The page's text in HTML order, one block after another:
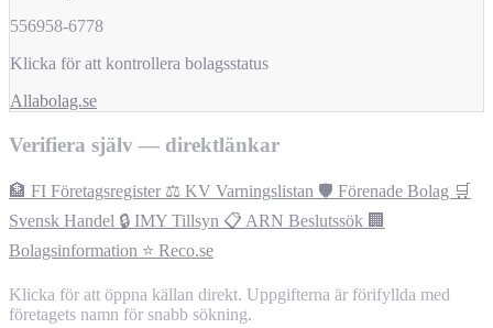
556958-6778
Klicka för att kontrollera bolagsstatus
Allabolag.se
Verifiera själv — direktlänkar
🏦 FI Företagsregister ⚖️ KV Varningslistan 🛡️ Förenade Bolag 🛒
Svensk Handel 🔒 IMY Tillsyn 📋 ARN Beslutssök 🏢
Bolagsinformation ⭐ Reco.se
Klicka för att öppna källan direkt. Uppgifterna är förifyllda med
företagets namn för snabb sökning.